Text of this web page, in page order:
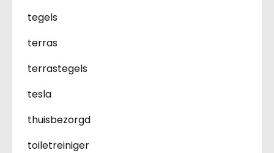
tegels
terras
terrastegels
tesla
thuisbezorgd
toiletreiniger